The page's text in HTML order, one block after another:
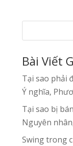
Bài Viết
Tại sao phải
Ý nghĩa,
Tại sao bị
Nguyên
Swing trong